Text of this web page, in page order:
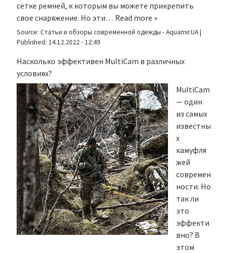
сетке ремней, к которым вы можете прикрепить
свое снаряжение. Но эти… Read more »
Source: Статьи и обзоры современной одежды - Aquamir.UA|
Published: 14.12.2022 - 12:49
Насколько эффективен MultiCam в различных
условиях?
MultiCam
— один
из самых
известны
х
камуфля
жей
современ
ности. Но
так ли
это
эффекти
вно? В
этом